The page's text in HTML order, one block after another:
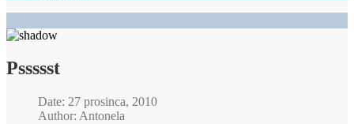
Pssssst
Date: 27 prosinca, 2010
Author: Antonela